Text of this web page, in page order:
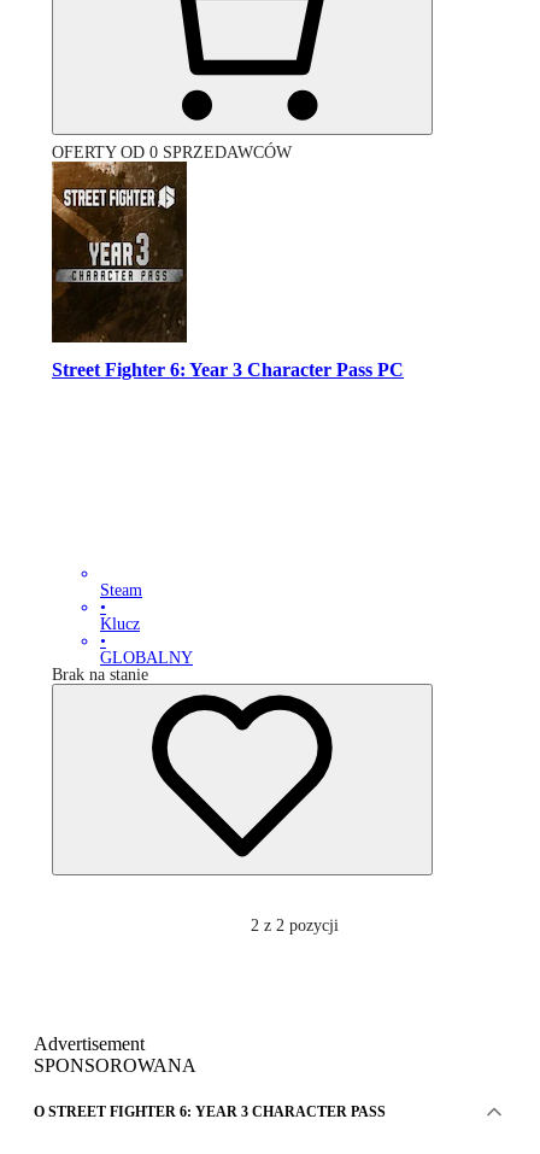
OFERTY OD 0 SPRZEDAWCÓW
Street Fighter 6: Year 3 Character Pass PC
Steam
•
Klucz
•
GLOBALNY
Brak na stanie
2 z 2 pozycji
Advertisement
SPONSOROWANA
O STREET FIGHTER 6: YEAR 3 CHARACTER PASS